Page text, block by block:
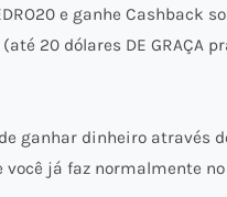
e ganhe Cashback
20 dólares DE GRAÇA
ganhar dinheiro através
você já faz normalmente